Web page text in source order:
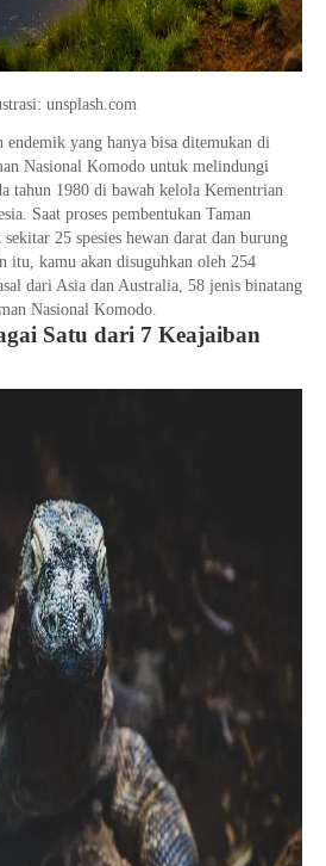
unsplash.com
endemik yang hanya bisa ditemukan di
Nasional Komodo untuk melindungi
tahun 1980 di bawah kelola Kementrian
Saat proses pembentukan Taman
25 spesies hewan darat dan burung
itu, kamu akan disuguhkan oleh 254
dari Asia dan Australia, 58 jenis binatang
Nasional Komodo.
Satu dari 7 Keajaiban